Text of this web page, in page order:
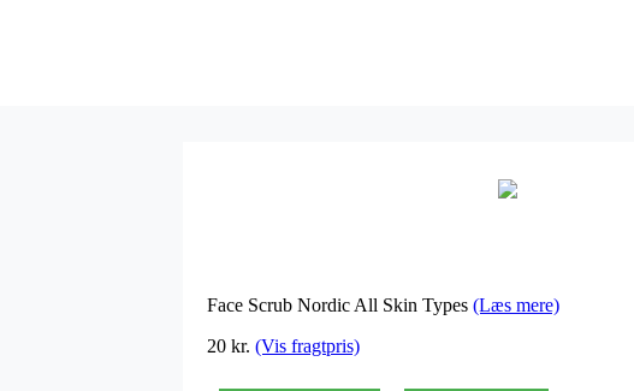
Face Scrub Nordic All Skin Types (Læs mere)
20 kr. (Vis fragtpris)